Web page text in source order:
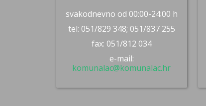
svakodnevno od 00:00-24:00 h
tel: 051/829 348; 051/837 255
fax: 051/812 034
e-mail:
komunalac@komunalac.hr